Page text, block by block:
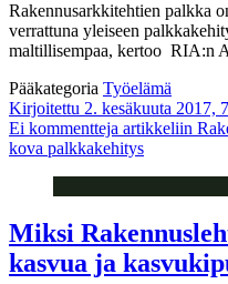
Rakennusarkkitehtien palkka
verrattuna yleiseen
maltillisempaa, kertoo RIA:n
Pääkategoria Työelämä
Kirjoitettu 2. kesäkuuta 2017,
Ei kommentteja artikkeliin
kova palkkakehitys
Miksi
kasvua ja